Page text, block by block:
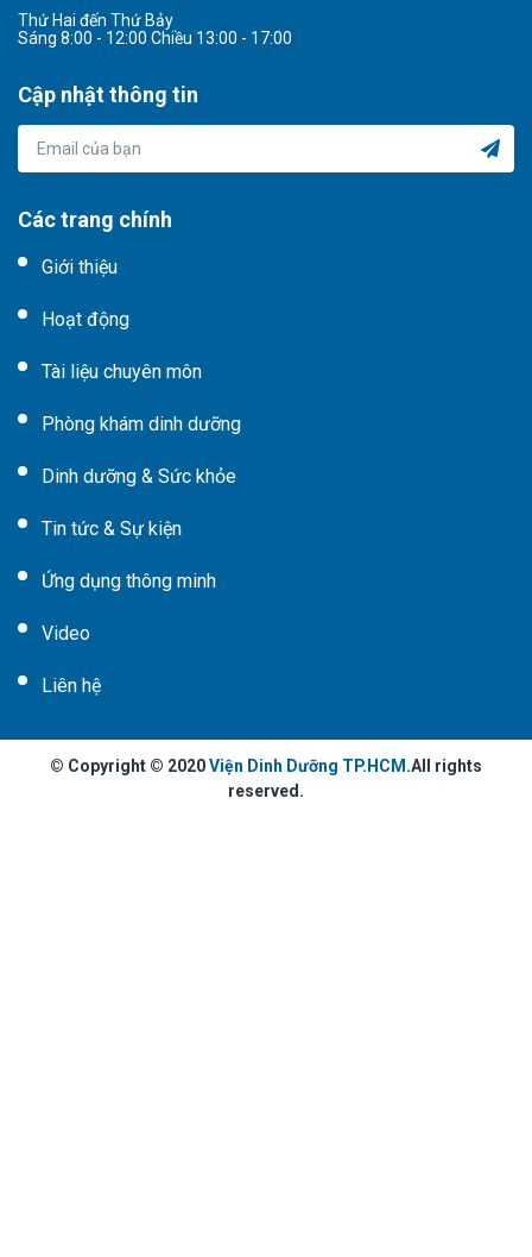
Thứ Hai đến Thứ Bảy
Sáng 8:00 - 12:00 Chiều 13:00 - 17:00
Cập nhật thông tin
Các trang chính
Giới thiệu
Hoạt động
Tài liệu chuyên môn
Phòng khám dinh dưỡng
Dinh dưỡng & Sức khỏe
Tin tức & Sự kiện
Ứng dụng thông minh
Video
Liên hệ
© Copyright © 2020Viện Dinh Dưỡng TP.HCM .All rights
reserved.